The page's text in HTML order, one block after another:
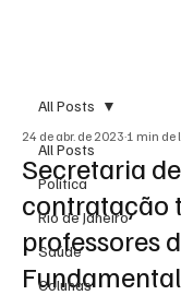
All Posts
Política
Rio de Janeiro
Saúde
Colunas
All Posts
Secretaria
contratação
professores
Fundamental
24 de abr. de 2023 1 min de